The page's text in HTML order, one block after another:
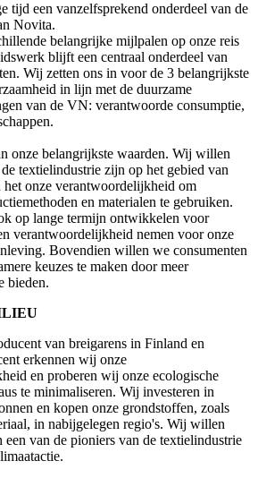
tijd een vanzelfsprekend onderdeel van de
Novita.
belangrijke mijlpalen op onze reis
blijft een centraal onderdeel van
Wij zetten ons in voor de 3 belangrijkste
in lijn met de duurzame
van de VN: verantwoorde consumptie,
onze belangrijkste waarden. Wij willen
textielindustrie zijn op het gebied van
onze verantwoordelijkheid om
en materialen te gebruiken.
op lange termijn ontwikkelen voor
verantwoordelijkheid nemen voor onze
Bovendien willen we consumenten
keuzes te maken door meer
bieden.
van breigarens in Finland en
erkennen wij onze
en proberen wij onze ecologische
te minimaliseren. Wij investeren in
en kopen onze grondstoffen, zoals
in nabijgelegen regio's. Wij willen
een van de pioniers van de textielindustrie